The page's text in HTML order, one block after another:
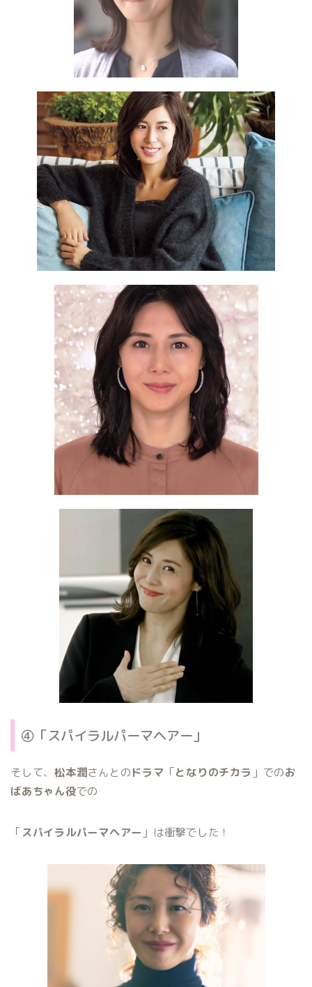
④「スパイラルパーマヘアー」
そして、松本潤さんとのドラマ 「となりのチカラ 」でのお
ばあちゃん役での
「スパイラルパーマヘアー 」は衝撃でした！